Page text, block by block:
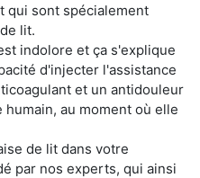
qui sont spécialement
lit.
indolore et ça s'explique
d'injecter l'assistance
et un antidouleur
au moment où elle
de lit dans votre
par nos experts, qui ainsi